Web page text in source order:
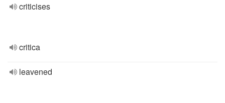
criticises
critica
leavened